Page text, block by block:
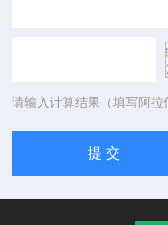
请输入计算结果（填写阿